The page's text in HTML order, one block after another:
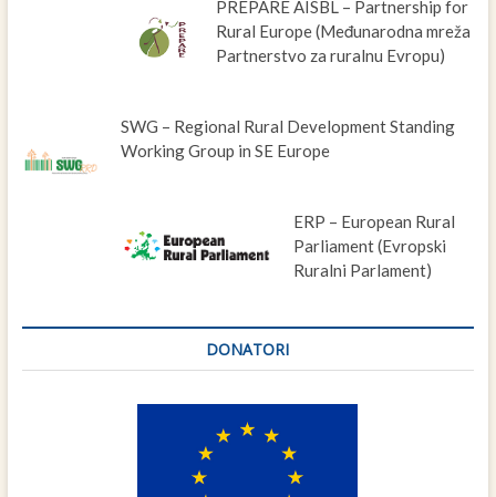
PREPARE AISBL – Partnership for
Rural Europe (Međunarodna mreža
Partnerstvo za ruralnu Evropu)
SWG – Regional Rural Development Standing
Working Group in SE Europe
ERP – European Rural
Parliament (Evropski
Ruralni Parlament)
DONATORI